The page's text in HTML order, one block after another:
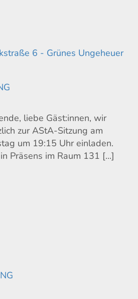
6 - Grünes Ungeheuer
liebe Gäst:innen, wir
zur AStA-Sitzung am
um 19:15 Uhr einladen.
Präsens im Raum 131 [...]